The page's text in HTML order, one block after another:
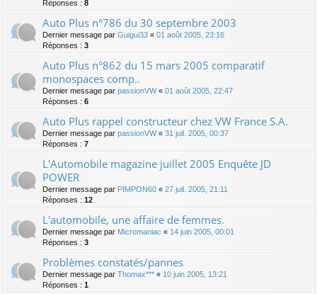
Réponses : 8
Auto Plus n°786 du 30 septembre 2003
Dernier message par Guigui33 « 01 août 2005, 23:16
Réponses : 3
Auto Plus n°862 du 15 mars 2005 comparatif
monospaces comp..
Dernier message par passionVW« 01 août 2005, 22:47
Réponses : 6
Auto Plus rappel constructeur chez VW France S.A.
Dernier message par passionVW« 31 juil. 2005, 00:37
Réponses : 7
L'Automobile magazine juillet 2005 Enquête JD
POWER
Dernier message par PIMPON60 « 27 juil. 2005, 21:11
Réponses : 12
L'automobile, une affaire de femmes.
Dernier message par Micromaniac « 14 juin 2005, 00:01
Réponses : 3
Problèmes constatés/pannes
Dernier message par Thomax*** « 10 juin 2005, 13:21
Réponses : 1